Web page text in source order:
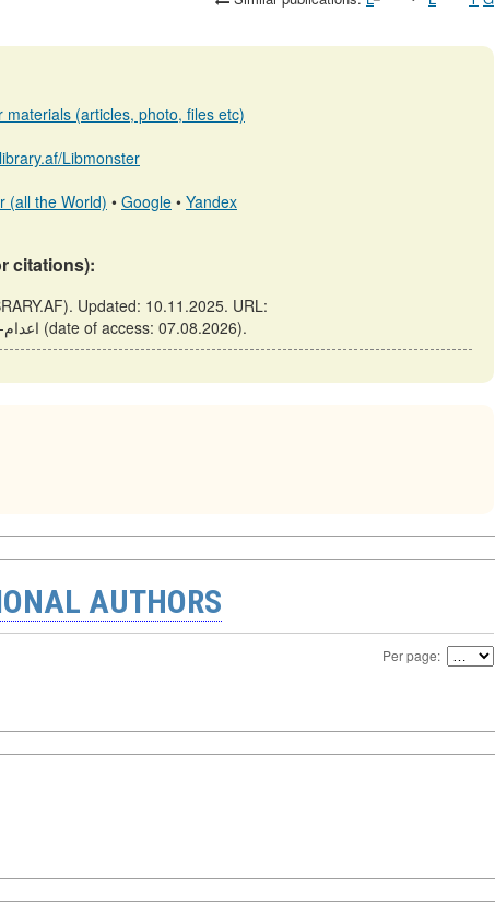
materials (articles, photo, files etc)
Libmonster
(all the World) • Google • Yandex
citations):
https://library.af/m/articles/view/اعدام-جرجی-پیروزمند (date of access: 07.08.2026).
AUTHORS
Per page: